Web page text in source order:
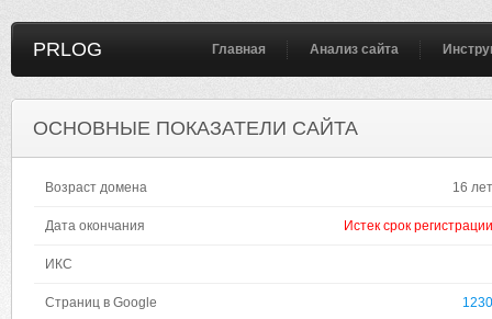
PRLOG Главная Анализ сайта
ОСНОВНЫЕ ПОКАЗАТЕЛИ САЙТА
Возраст домена 16 лет
Дата окончания Истек срок регистрации
ИКС
Страниц в Google 1230